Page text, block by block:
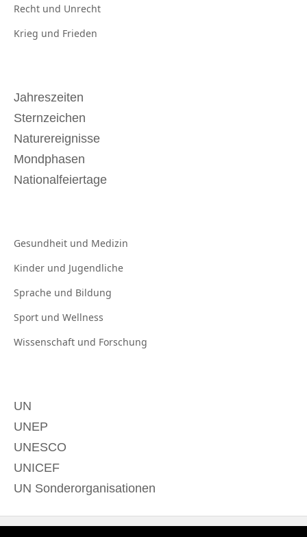
Recht und Unrecht
Krieg und Frieden
Jahreszeiten
Sternzeichen
Naturereignisse
Mondphasen
Nationalfeiertage
Gesundheit und Medizin
Kinder und Jugendliche
Sprache und Bildung
Sport und Wellness
Wissenschaft und Forschung
UN
UNEP
UNESCO
UNICEF
UN Sonderorganisationen